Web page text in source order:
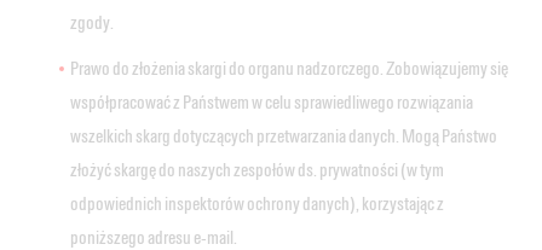
zgody.
Prawo do złożenia skargi do organu nadzorczego. Zobowiązujemy się
współpracować z Państwem w celu sprawiedliwego rozwiązania
wszelkich skarg dotyczących przetwarzania danych. Mogą Państwo
złożyć skargę do naszych zespołów ds. prywatności (w tym
odpowiednich inspektorów ochrony danych), korzystając z
poniższego adresu e‑mail.